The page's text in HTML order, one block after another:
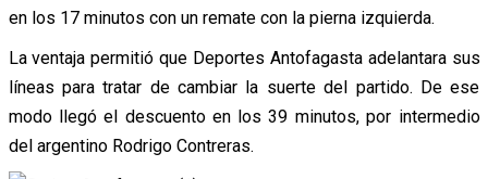
en los 17 minutos con un remate con la pierna izquierda.
La ventaja permitió que Deportes Antofagasta adelantara sus
líneas para tratar de cambiar la suerte del partido. De ese
modo llegó el descuento en los 39 minutos, por intermedio
del argentino Rodrigo Contreras.